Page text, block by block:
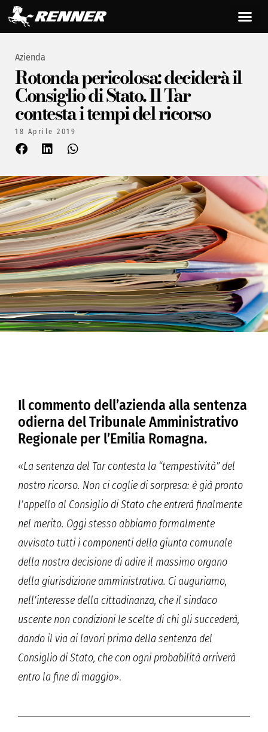
Azienda
Rotonda pericolosa: deciderà il
Consiglio di Stato. Il Tar
contesta i tempi del ricorso
18 Aprile 2019
Il commento dell’azienda alla sentenza
odierna del Tribunale Amministrativo
Regionale per l’Emilia Romagna.
«La sentenza del Tar contesta la “tempestività” del
nostro ricorso. Non ci coglie di sorpresa: è già pronto
l’appello al Consiglio di Stato che entrerà finalmente
nel merito. Oggi stesso abbiamo formalmente
avvisato tutti i componenti della giunta comunale
della nostra decisione di adire il massimo organo
della giurisdizione amministrativa. Ci auguriamo,
nell’interesse della cittadinanza, che il sindaco
uscente non condizioni le scelte di chi gli succederà,
dando il via ai lavori prima della sentenza del
Consiglio di Stato, che con ogni probabilità arriverà
entro la fine di maggio».